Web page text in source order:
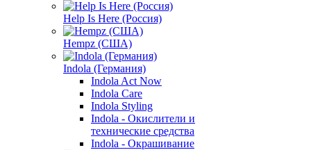
Help Is Here (Россия)
Hempz (США)
Indola (Германия)
Indola Act Now
Indola Care
Indola Styling
Indola - Окислители и
технические средства
Indola - Окрашивание